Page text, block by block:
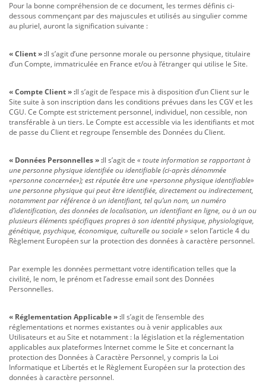
Pour la bonne compréhension de ce document, les termes définis ci-
dessous commençant par des majuscules et utilisés au singulier comme
au pluriel, auront la signification suivante :
« Client » :Il s’agit d’une personne morale ou personne physique, titulaire
d’un Compte, immatriculée en France et/ou à l’étranger qui utilise le Site.
« Compte Client » :Il s’agit de l’espace mis à disposition d’un Client sur le
Site suite à son inscription dans les conditions prévues dans les CGV et les
CGU. Ce Compte est strictement personnel, individuel, non cessible, non
transférable à un tiers. Le Compte est accessible via les identifiants et mot
de passe du Client et regroupe l’ensemble des Données du Client.
« Données Personnelles » :Il s’agit de « toute information se rapportant à
une personne physique identifiée ou identifiable (ci-après dénommée
«personne concernée»); est réputée être une «personne physique identifiable»
une personne physique qui peut être identifiée, directement ou indirectement,
notamment par référence à un identifiant, tel qu’un nom, un numéro
d’identification, des données de localisation, un identifiant en ligne, ou à un ou
plusieurs éléments spécifiques propres à son identité physique, physiologique,
génétique, psychique, économique, culturelle ou sociale » selon l’article 4 du
Règlement Européen sur la protection des données à caractère personnel.
Par exemple les données permettant votre identification telles que la
civilité, le nom, le prénom et l’adresse email sont des Données
Personnelles.
« Réglementation Applicable » :Il s’agit de l’ensemble des
réglementations et normes existantes ou à venir applicables aux
Utilisateurs et au Site et notamment : la législation et la réglementation
applicables aux plateformes Internet comme le Site et concernant la
protection des Données à Caractère Personnel, y compris la Loi
Informatique et Libertés et le Règlement Européen sur la protection des
données à caractère personnel.